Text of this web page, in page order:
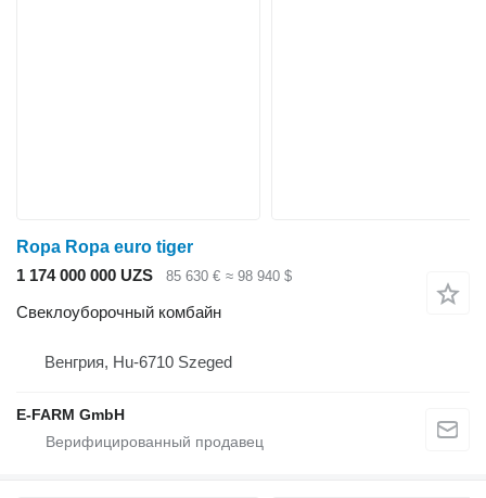
Ropa Ropa euro tiger
1 174 000 000 UZS
85 630 € ≈ 98 940 $
Свеклоуборочный комбайн
Венгрия, Hu-6710 Szeged
E-FARM GmbH